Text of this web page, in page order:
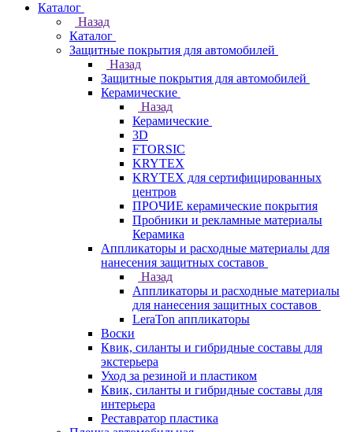
Каталог
Назад
Каталог
Защитные покрытия для автомобилей
Назад
Защитные покрытия для автомобилей
Керамические
Назад
Керамические
3D
FTORSIC
KRYTEX
KRYTEX для сертифицированных
центров
ПРОЧИЕ керамические покрытия
Пробники и рекламные материалы
Керамика
Аппликаторы и расходные материалы для
нанесения защитных составов
Назад
Аппликаторы и расходные материалы
для нанесения защитных составов
LeraTon аппликаторы
Воски
Квик, силанты и гибридные составы для
экстерьера
Уход за резиной и пластиком
Квик, силанты и гибридные составы для
интерьера
Реставратор пластика